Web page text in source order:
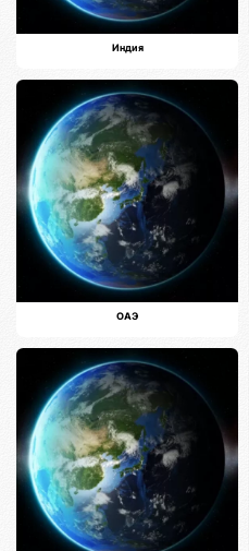
Индия
ОАЭ